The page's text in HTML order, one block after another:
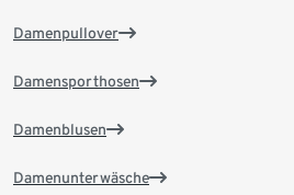
Damenpullover
Damensporthosen
Damenblusen
Damenunterwäsche